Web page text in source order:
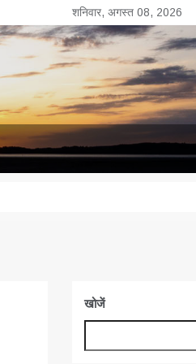
शनिवार, अगस्त 08, 2026
खोजें